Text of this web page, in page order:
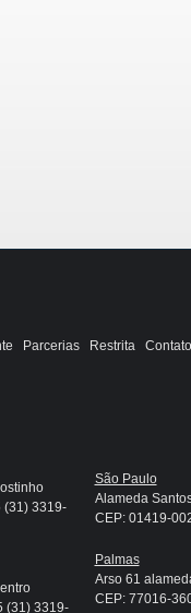
Parcerias Restrita Contato
(31) 3319-
(31) 3319-
São Paulo
Alameda
CEP: 01419-
Palmas
Arso 61
CEP: 77016-